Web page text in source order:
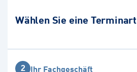
Wählen Sie eine Terminart
2 Ihr Fachgeschäft